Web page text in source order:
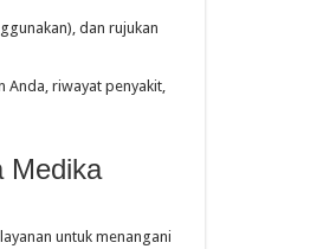
dan rujukan
Anda, riwayat penyakit,
Medika
untuk menangani